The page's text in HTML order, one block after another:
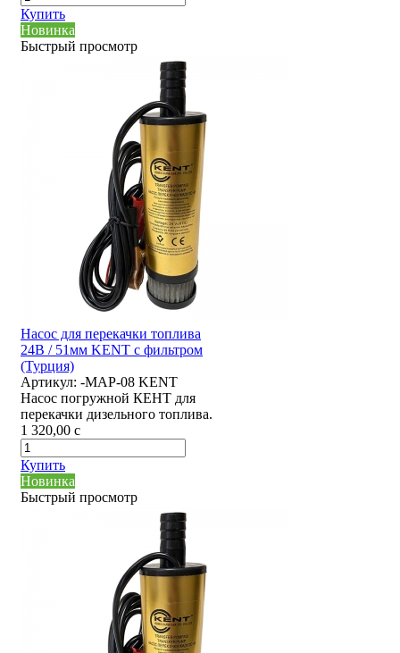
Купить
Новинка
Быстрый просмотр
Насос для перекачки топлива
24В / 51мм KENT с фильтром
(Турция)
Артикул: -MAP-08 KENT
Насос погружной КЕНТ для
перекачки дизельного топлива.
1 320,00 c
Купить
Новинка
Быстрый просмотр